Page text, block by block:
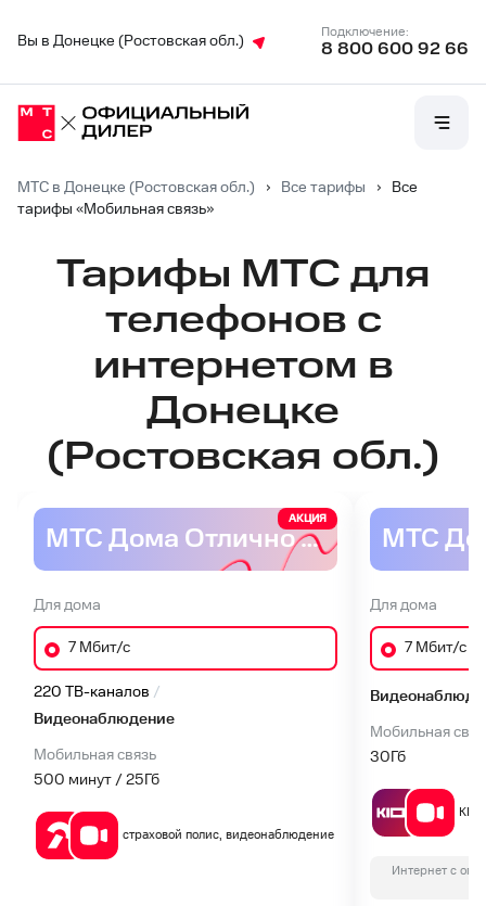
Вы в Донецке (Ростовская обл.)
Подключение:
8 800 600 92 66
МТС в Донецке (Ростовская обл.) › Все тарифы ›
Все
тарифы «Мобильная связь»
Тарифы МТС для
телефонов с
интернетом в
Донецке
(Ростовская обл.)
МТС Дома Отлично ADSL
АКЦИЯ
Для дома
7 Мбит/с
220 ТВ-каналов
Видеонаблюдение
Мобильная связь
500 минут / 25Гб
страховой полис, видеонаблюдение
Для дома
7 Мбит/с
Мобильная
30Гб
Интернет с